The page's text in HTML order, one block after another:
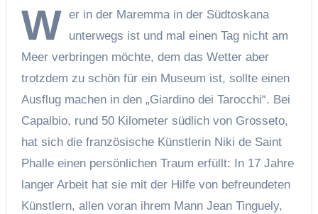
W er in der Maremma in der Südtoskana
unterwegs ist und mal einen Tag nicht am
Meer verbringen möchte, dem das Wetter aber
trotzdem zu schön für ein Museum ist, sollte einen
Ausflug machen in den „Giardino dei Tarocchi“. Bei
Capalbio, rund 50 Kilometer südlich von Grosseto,
hat sich die französische Künstlerin Niki de Saint
Phalle einen persönlichen Traum erfüllt: In 17 Jahre
langer Arbeit hat sie mit der Hilfe von befreundeten
Künstlern, allen voran ihrem Mann Jean Tinguely,